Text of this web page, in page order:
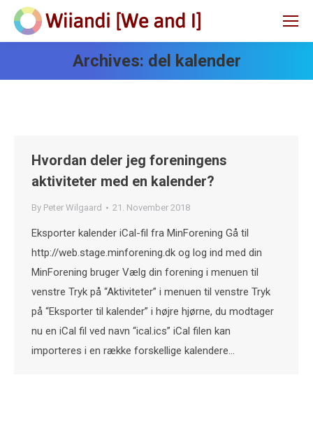
Archives: del kalender
Hvordan deler jeg foreningens
aktiviteter med en kalender?
By Peter Wilgaard 21. November 2018
Eksporter kalender iCal-fil fra MinForening Gå til
http://web.stage.minforening.dk og log ind med din
MinForening bruger Vælg din forening i menuen til
venstre Tryk på “Aktiviteter” i menuen til venstre Tryk
på “Eksporter til kalender” i højre hjørne, du modtager
nu en iCal fil ved navn “ical.ics” iCal filen kan
importeres i en række forskellige kalendere…